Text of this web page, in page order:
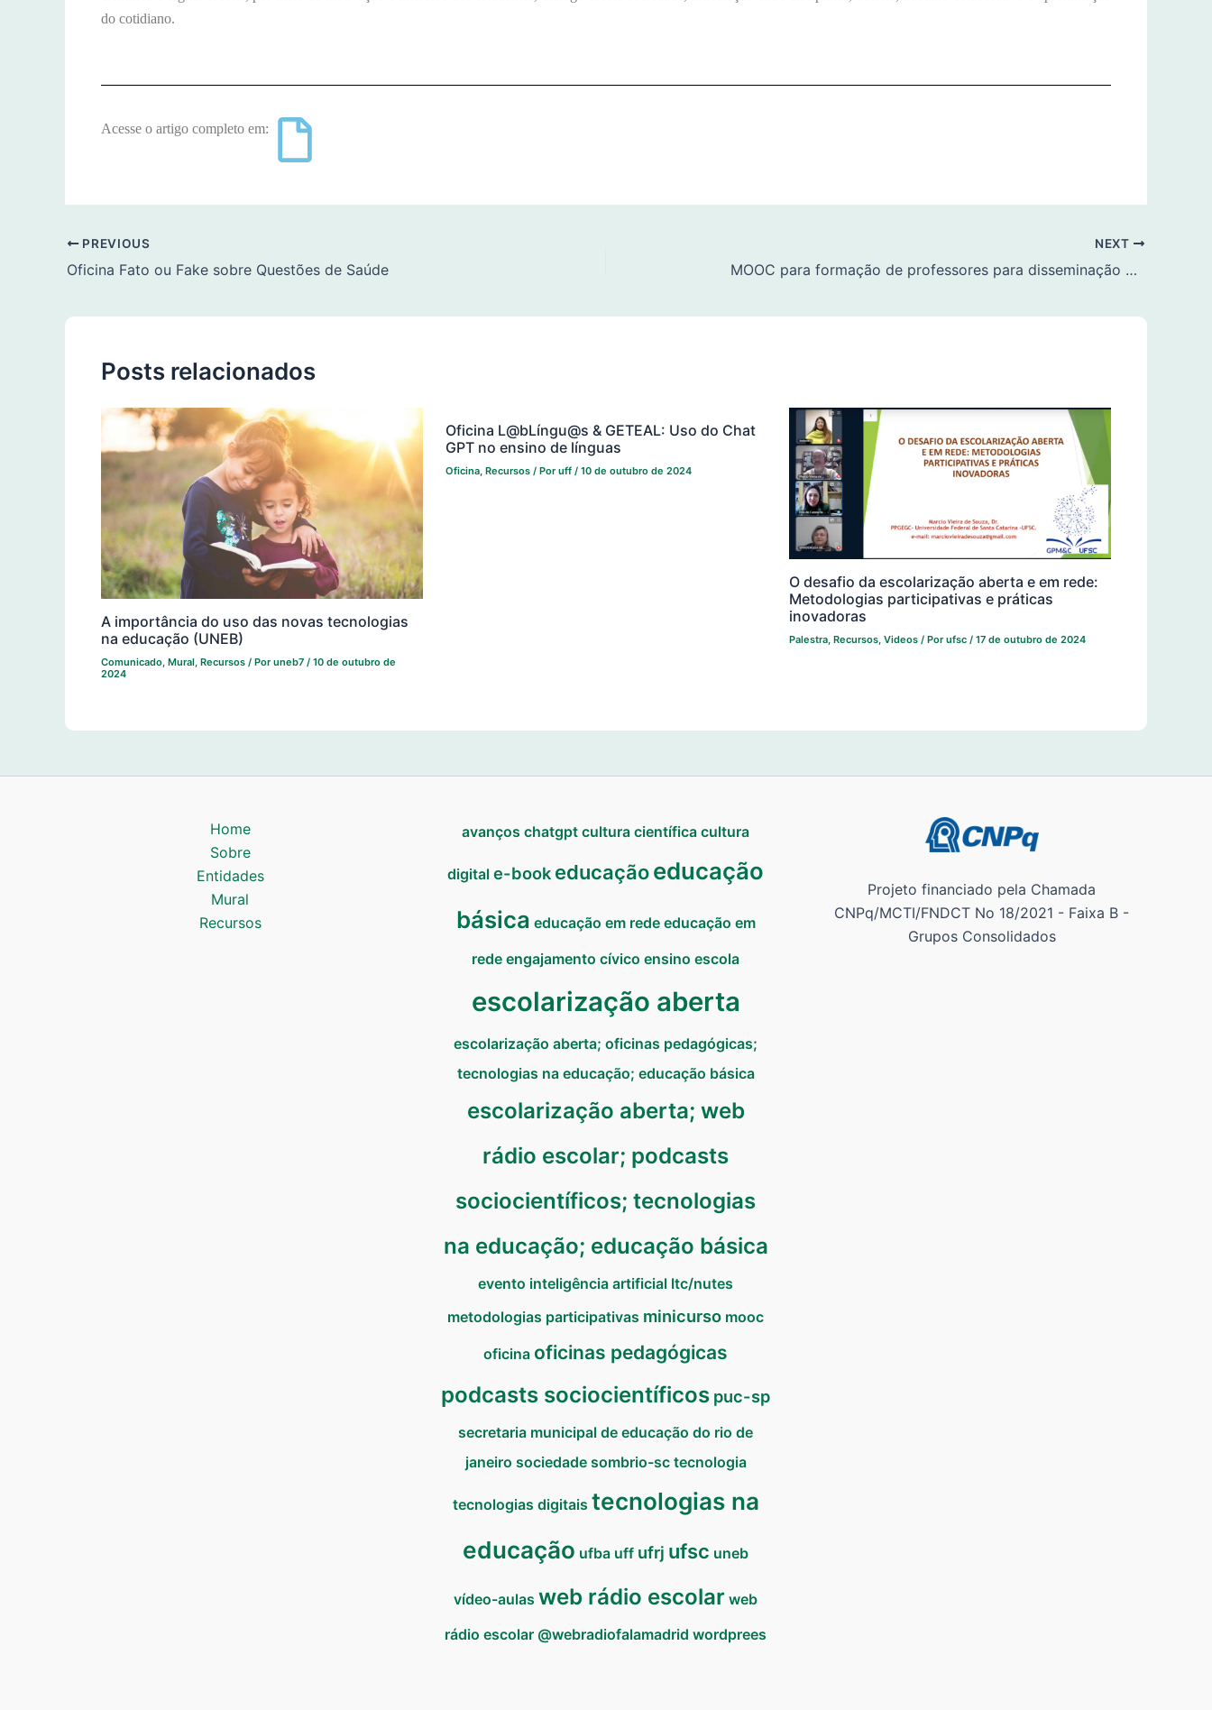
do cotidiano.
Acesse o artigo completo em:
PREVIOUS
Oficina Fato ou Fake sobre Questões de Saúde
NEXT
MOOC para formação de professores para disseminação da escolarização aberta
Posts relacionados
A importância do uso das novas tecnologias
na educação (UNEB)
Comunicado, Mural, Recursos / Poruneb7 / 10 de outubro de
2024
Oficina L@bLíngu@s & GETEAL: Uso do Chat
GPT no ensino de línguas
Oficina, Recursos/ Poruff / 10 de outubro de 2024
O desafio da escolarização aberta e em rede:
Metodologias participativas e práticas
inovadoras
Palestra ,Recursos ,Videos / Porufsc/17 de outubro de 2024
Home
Sobre
Entidades
Mural
Recursos
avanços chatgpt cultura científica cultura
digital e-book educaçãoeducação
básica educação em rede educação em
rede engajamento cívico ensino escola
escolarização aberta
escolarização aberta; oficinas pedagógicas;
tecnologias na educação; educação básica
escolarização aberta; web
rádio escolar; podcasts
sociocientíficos; tecnologias
na educação; educação básica
evento inteligência artificial ltc/nutes
metodologias participativas minicurso mooc
oficina oficinas pedagógicas
podcasts sociocientíficos puc-sp
secretaria municipal de educação do rio de
janeiro sociedade sombrio-sc tecnologia
tecnologias digitais tecnologias na
educação ufba uff ufrj ufsc uneb
vídeo-aulas web rádio escolar web
rádio escolar @webradiofalamadrid wordprees
Projeto financiado pela Chamada
CNPq/MCTI/FNDCT No 18/2021 - Faixa B -
Grupos Consolidados